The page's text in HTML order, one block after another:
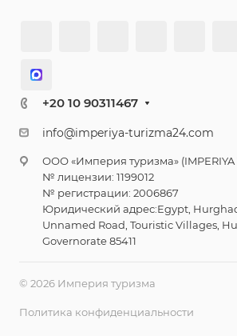
+20 10 90311467
info@imperiya-turizma24.com
ООО «Империя туризма» (IMPERIYA
№ лицензии: 1199012
№ регистрации: 2006867
Юридический адрес:Egypt,
Unnamed Road, Touristic Villages,
Governorate 85411
© 2026 Империя туризма
Политика конфиденциальности